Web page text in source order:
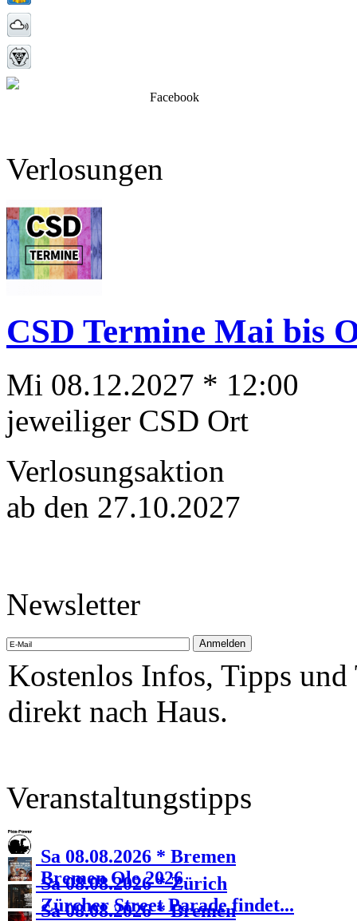
Facebook
Verlosungen
CSD Termine Mai bis
Mi 08.12.2027 * 12:00
jeweiliger CSD Ort
Verlosungsaktion
ab den 27.10.2027
Newsletter
Kostenlos Infos, Tipps
direkt nach Haus.
Veranstaltungstipps
Sa 08.08.2026 * Bremen
Bremen Ole 2026
Sa 08.08.2026 * Zürich
Zürcher Street Parade findet...
Sa 08.08.2026 * Bremen